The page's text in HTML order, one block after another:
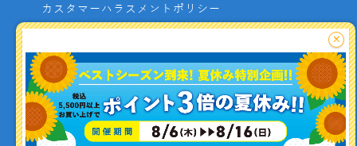
カスタマーハラスメントポリシー
よくあるご質問
お問い合わせ
利用者資金の保全方法
×